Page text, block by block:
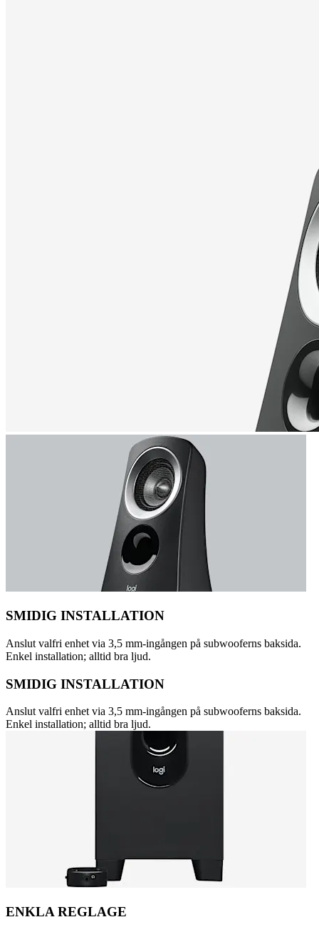
SMIDIG INSTALLATION
Anslut valfri enhet via 3,5 mm-ingången på subwooferns baksida.
Enkel installation; alltid bra ljud.
SMIDIG INSTALLATION
Anslut valfri enhet via 3,5 mm-ingången på subwooferns baksida.
Enkel installation; alltid bra ljud.
ENKLA REGLAGE